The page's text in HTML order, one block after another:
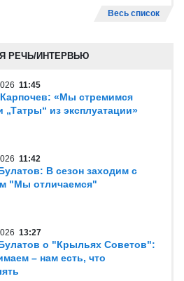
Весь список
РЕЧЬ/ИНТЕРВЬЮ
11:45
«Мы стремимся
„Татры“ из эксплуатации»
11:42
В сезон заходим с
"Мы отличаемся"
13:27
о "Крыльях Советов":
– нам есть, что